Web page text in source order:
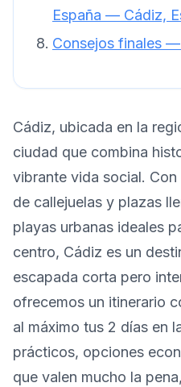
España — Cádiz,
Consejos finales
Cádiz, ubicada en la
ciudad que combina
vibrante vida social.
de callejuelas y plazas
playas urbanas ideales
centro, Cádiz es un
escapada corta pero
ofrecemos un itinerario
al máximo tus 2 días en
prácticos, opciones
que valen mucho la